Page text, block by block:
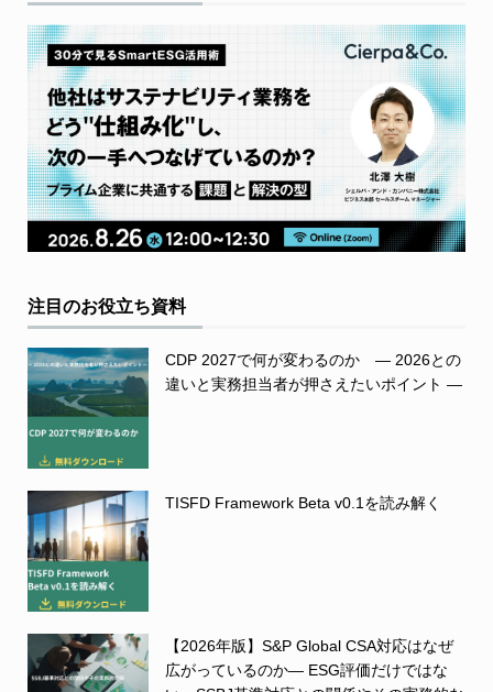
注目のお役立ち資料
CDP 2027で何が変わるのか ― 2026との
違いと実務担当者が押さえたいポイント ―
TISFD Framework Beta v0.1を読み解く
【2026年版】S&P Global CSA対応はなぜ
広がっているのか― ESG評価だけではな